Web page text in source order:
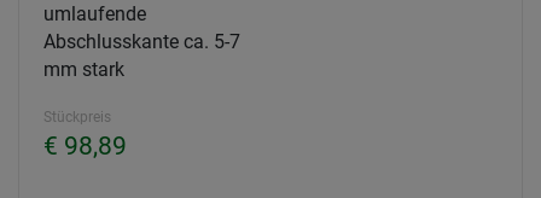
umlaufende
Abschlusskante ca. 5-7
mm stark
Stückpreis
€ 98,89